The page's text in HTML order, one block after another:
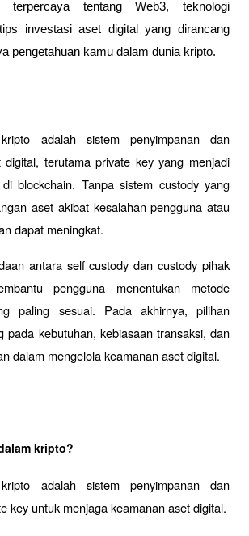
terpercaya tentang Web3, teknologi
investasi aset digital yang dirancang
pengetahuan kamu dalam dunia kripto.
adalah sistem penyimpanan dan
digital, terutama private key yang menjadi
blockchain. Tanpa sistem custody yang
aset akibat kesalahan pengguna atau
dapat meningkat.
antara self custody dan custody pihak
pengguna menentukan metode
paling sesuai. Pada akhirnya, pilihan
pada kebutuhan, kebiasaan transaksi, dan
dalam mengelola keamanan aset digital.
kripto?
adalah sistem penyimpanan dan
key untuk menjaga keamanan aset digital.